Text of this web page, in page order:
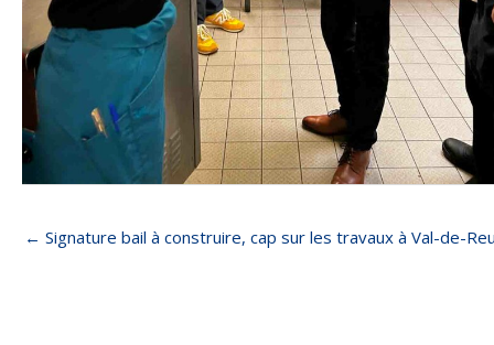
← Signature bail à construire, cap sur les travaux à Val-de-